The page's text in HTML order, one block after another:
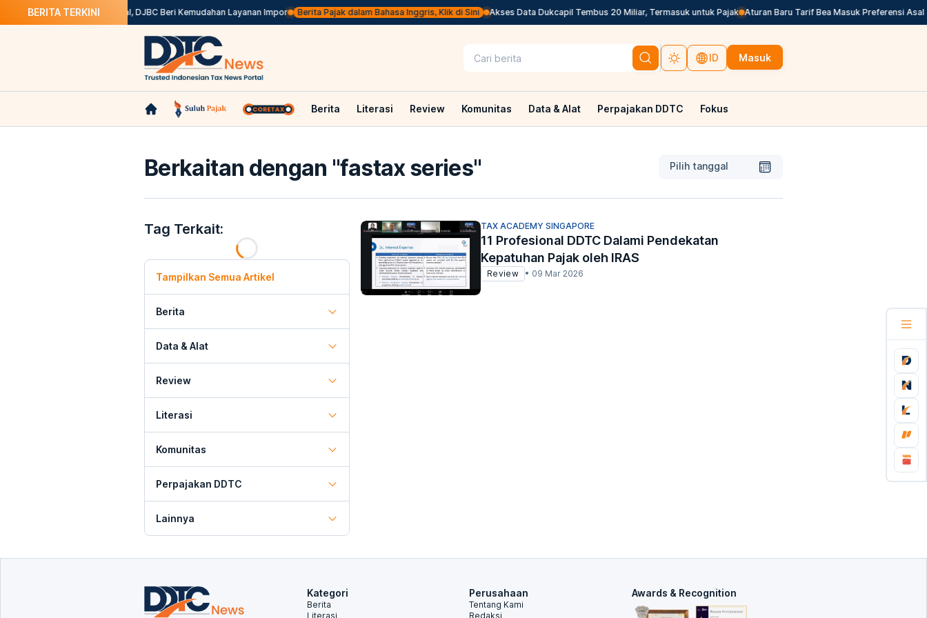
BERITA TERKINI
Otomotif Internasional, DJBC Beri Kemudahan Layanan Impor Berita Pajak dalam Bahasa Inggris, Klik di Sini Akses Data Dukcapil Tembus 20 Miliar, Termasuk untuk Pajak Aturan Baru Tarif Bea Masuk Preferensi Asal
ID Masuk
Berita Literasi Review Komunitas Data & Alat Perpajakan DDTC Fokus
Berkaitan dengan "fastax series" Pilih tanggal
Tag Terkait:
Tampilkan Semua Artikel
Berita
Data & Alat
Review
Literasi
Komunitas
Perpajakan DDTC
Lainnya
TAX ACADEMY SINGAPORE
11 Profesional DDTC Dalami Pendekatan
Kepatuhan Pajak oleh IRAS
Review • 09 Mar 2026
Kategori
Berita
Literasi
Perusahaan
Tentang Kami
Redaksi
Awards & Recognition